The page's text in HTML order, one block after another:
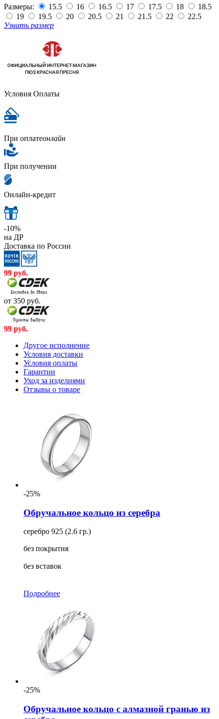
Размеры: 15.5 16 16.5 17 17.5 18
18.5
19
19.5 20 20.5 21 21.5 22
22.5
Узнать размер
Условия Оплаты
При оплатеонлайн
При получении
Онлайн-кредит
-10%
на ДР
Доставка по России
99 руб.
от 350 руб.
99 руб.
Другое исполнение
Условия доставки
Условия оплаты
Гарантии
Уход за изделиями
Отзывы о товаре
-25%
Обручальное кольцо из серебра
серебро 925 (2.6 гр.)
без покрытия
без вставок
Подробнее
-25%
Обручальное кольцо с алмазной гранью из